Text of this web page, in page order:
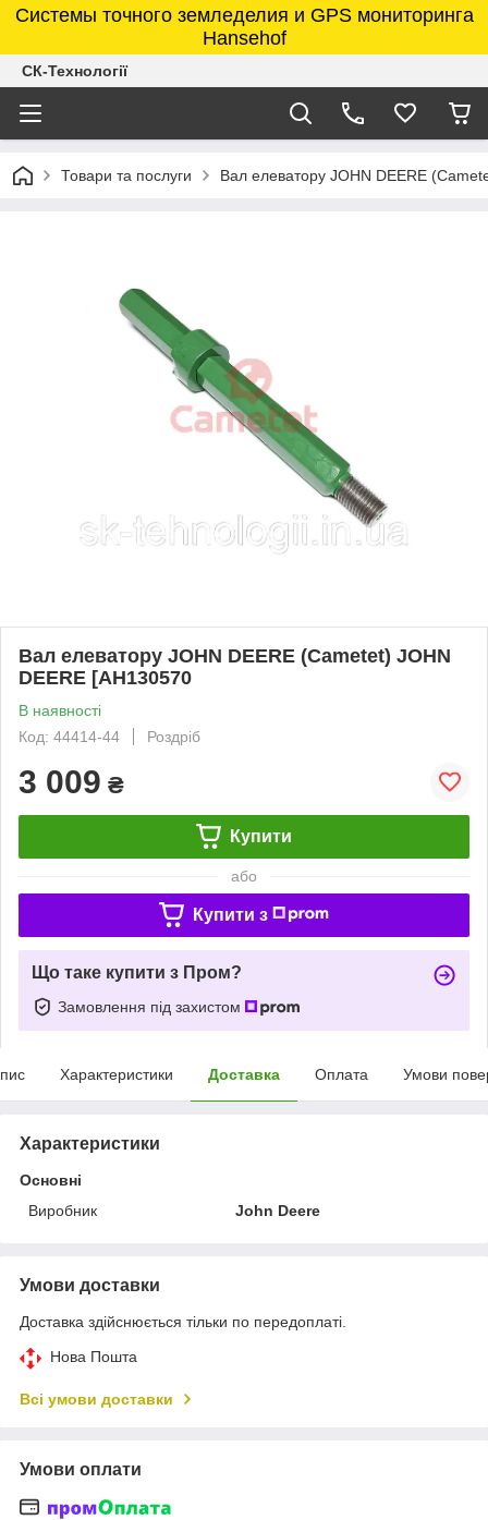
Системы точного земледелия и GPS мониторинга
Hansehof
СК-Технології
Товари та послуги Вал елеватору JOHN DEERE
Вал елеватору JOHN DEERE (Cametet) JOHN
DEERE [AH130570
В наявності
Код: 44414-44
Роздріб
3 009 ₴
Купити
або
Купити з
Що таке купити з Пром?
Замовлення під захистом
Характеристики Доставка Оплата Умови
Характеристики
Основні
Виробник
John Deere
Умови доставки
Доставка здійснюється тільки по передоплаті.
Нова Пошта
Всі умови доставки
Умови оплати